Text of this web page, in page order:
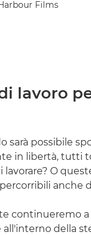
Films
lavoro
sarà possibile
in libertà, tutti
O
anche
continueremo a
della